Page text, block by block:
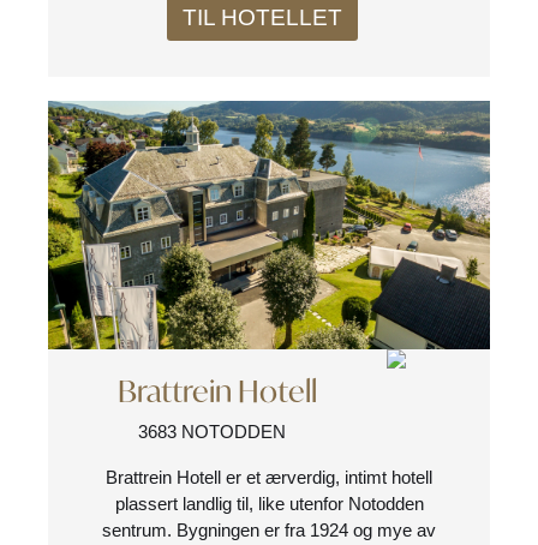
TIL HOTELLET
Brattrein Hotell
3683 NOTODDEN
Brattrein Hotell er et ærverdig, intimt hotell
plassert landlig til, like utenfor Notodden
sentrum. Bygningen er fra 1924 og mye av